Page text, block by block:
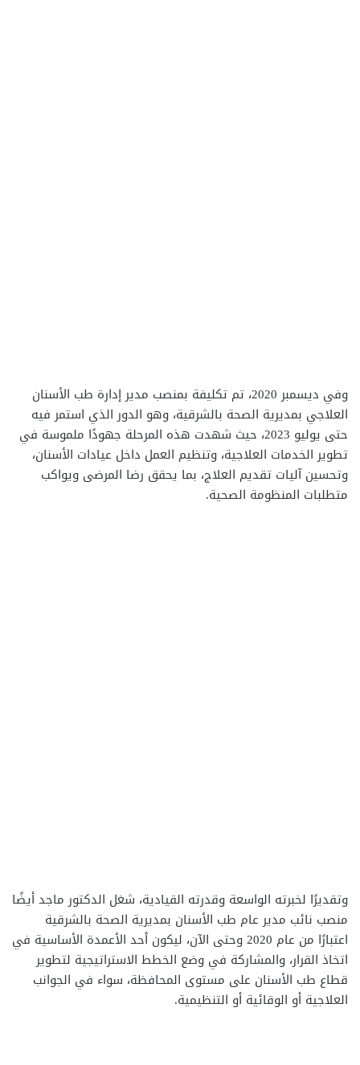
وفي ديسمبر 2020، تم تكليفة بمنصب مدير إدارة طب الأسنان
العلاجي بمديرية الصحة بالشرقية، وهو الدور الذي استمر فيه
حتى يوليو 2023، حيث شهدت هذه المرحلة جهودًا ملموسة في
تطوير الخدمات العلاجية، وتنظيم العمل داخل عيادات الأسنان،
وتحسين آليات تقديم العلاج، بما يحقق رضا المرضى ويواكب
متطلبات المنظومة الصحية.
وتقديرًا لخبرته الواسعة وقدرته القيادية، شغل الدكتور ماجد أيضًا
منصب نائب مدير عام طب الأسنان بمديرية الصحة بالشرقية
اعتبارًا من عام 2020 وحتى الآن، ليكون أحد الأعمدة الأساسية في
اتخاذ القرار، والمشاركة في وضع الخطط الاستراتيجية لتطوير
قطاع طب الأسنان على مستوى المحافظة، سواء في الجوانب
العلاجية أو الوقائية أو التنظيمية.